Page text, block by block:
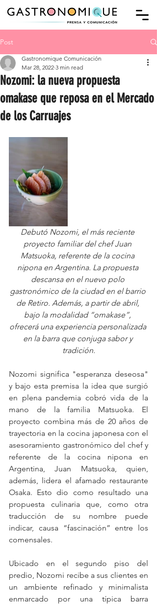
Post
Nozomi: la nueva propuesta
omakase que reposa en el Mercado
de los Carruajes
Gastronomique Comunicación
Mar 28, 2022 3 min read
Debutó Nozomi, el más reciente
proyecto familiar del chef Juan
Matsuoka, referente de la cocina
nipona en Argentina. La propuesta
descansa en el nuevo polo
gastronómico de la ciudad en el barrio
de Retiro. Además, a partir de abril,
bajo la modalidad “omakase”,
ofrecerá una experiencia personalizada
en la barra que conjuga sabor y
tradición.
Nozomi significa "esperanza deseosa"
y bajo esta premisa la idea que surgió
en plena pandemia cobró vida de la
mano de la familia Matsuoka. El
proyecto combina más de 20 años de
trayectoria en la cocina japonesa con el
asesoramiento gastronómico del chef y
referente de la cocina nipona en
Argentina, Juan Matsuoka, quien,
además, lidera el afamado restaurante
Osaka. Esto dio como resultado una
propuesta culinaria que, como otra
traducción de su nombre puede
indicar, causa “fascinación” entre los
comensales.
Ubicado en el segundo piso del
predio, Nozomi recibe a sus clientes en
un ambiente refinado y minimalista
enmarcado por una típica barra